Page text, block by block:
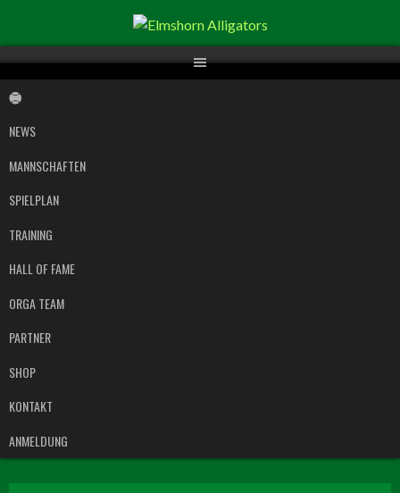
Inhalt
NEWS
MANNSCHAFTEN
SPIELPLAN
TRAINING
HALL OF FAME
ORGA TEAM
PARTNER
SHOP
KONTAKT
ANMELDUNG